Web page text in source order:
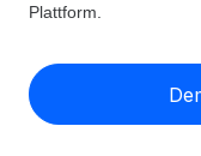
Weltweites
Contractor of
Einfache
Plattform.